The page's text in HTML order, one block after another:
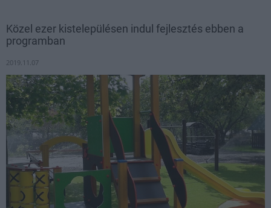
Közel ezer kistelepülésen indul fejlesztés ebben a
programban
2019.11.07